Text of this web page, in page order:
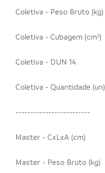
Coletiva - Peso Bruto (kg)
Coletiva - Cubagem (cm³)
Coletiva - DUN 14
Coletiva - Quantidade (un)
-------------------------
Master - CxLxA (cm)
Master - Peso Bruto (kg)